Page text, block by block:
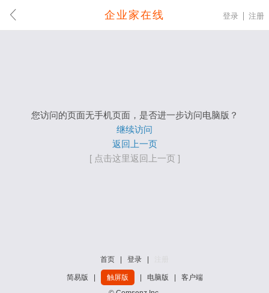
企业家在线 登录 注册
您访问的页面无手机页面，是否进一步访问电脑版？
继续访问
返回上一页
[ 点击这里返回上一页 ]
首页 登录
简易版 触屏版 电脑版
客户端